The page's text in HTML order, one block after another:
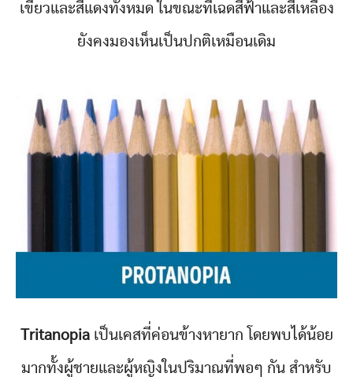
เขียวและสีแดงทั้งหมด ในขณะที่เฉดสีฟ้าและสีเหลือง
ยังคงมองเห็นเป็นปกติเหมือนเดิม
Tritanopiaเป็นเคสที่ค่อนข้างหายาก โดยพบได้น้อย
มากทั้งผู้ชายและผู้หญิงในปริมาณที่พอๆ กัน สำหรับ